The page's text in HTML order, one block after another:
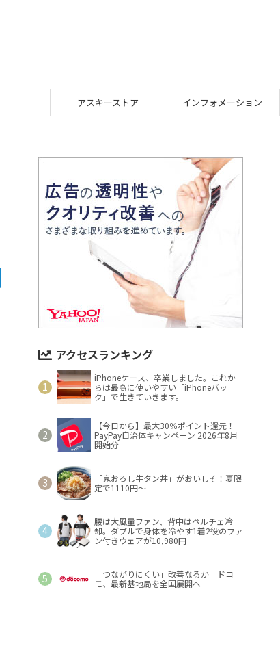
アスキーストア インフォメーション
アクセスランキング
iPhoneケース、卒業しました。これか
らは最高に使いやすい「iPhoneバッ
ク」で生きていきます。
【今日から】最大30％ポイント還元！
PayPay自治体キャンペーン 2026年8月
開始分
「鬼おろし牛タン丼」がおいしそ！夏限
定で1110円～
腰は大風量ファン、背中はペルチェ冷
却。ダブルで身体を冷やす1着2役のファ
ン付きウェアが10,980円
「つながりにくい」改善なるか ドコ
モ、最新基地局を全国展開へ